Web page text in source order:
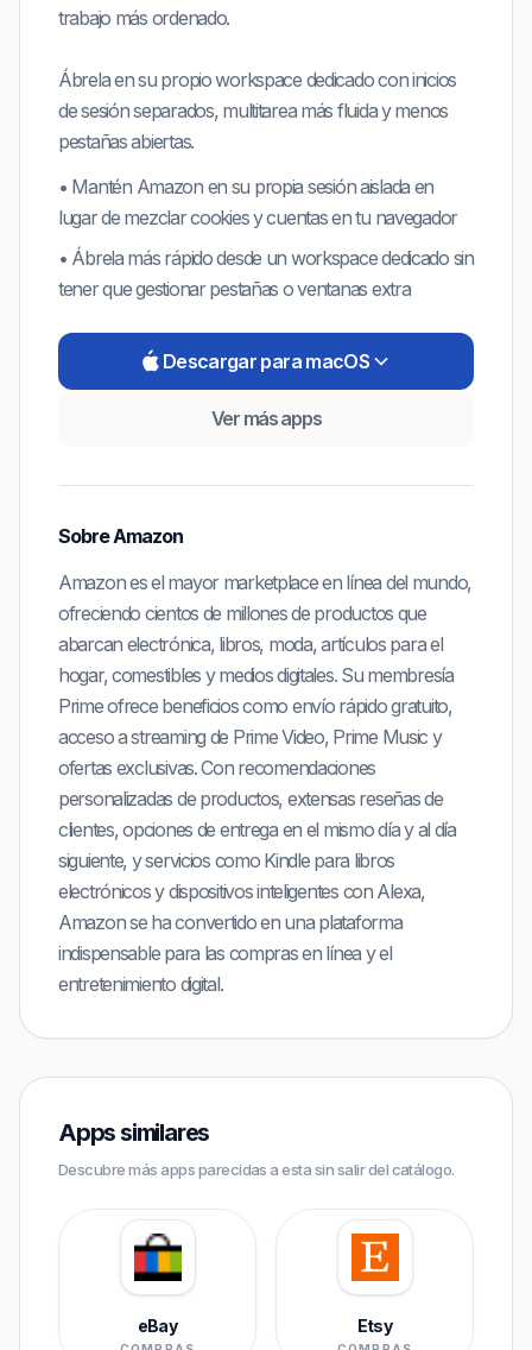
trabajo más ordenado.
Ábrela en su propio workspace dedicado con inicios
de sesión separados, multitarea más fluida y menos
pestañas abiertas.
• Mantén Amazon en su propia sesión aislada en
lugar de mezclar cookies y cuentas en tu navegador
• Ábrela más rápido desde un workspace dedicado sin
tener que gestionar pestañas o ventanas extra
Descargar para macOS
Ver más apps
SobreAmazon
Amazon es el mayor marketplace en línea del mundo,
ofreciendo cientos de millones de productos que
abarcan electrónica, libros, moda, artículos para el
hogar, comestibles y medios digitales. Su membresía
Prime ofrece beneficios como envío rápido gratuito,
acceso a streaming de Prime Video, Prime Music y
ofertas exclusivas. Con recomendaciones
personalizadas de productos, extensas reseñas de
clientes, opciones de entrega en el mismo día y al día
siguiente, y servicios como Kindle para libros
electrónicos y dispositivos inteligentes con Alexa,
Amazon se ha convertido en una plataforma
indispensable para las compras en línea y el
entretenimiento digital.
Apps similares
Descubre más apps parecidas a esta sin salir del catálogo.
eBay Etsy